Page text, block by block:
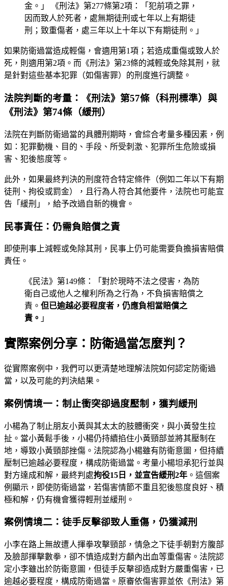
金。」 《刑法》第277條第2項：「犯前項之罪，
因而致人於死者，處無期徒刑或七年以上有期徒
刑；致重傷者，處三年以上十年以下有期徒刑。」
如果防衛過當造成輕傷，會適用第1項；若造成重傷或致人於
死，則適用第2項。而《刑法》第23條的減輕或免除其刑，就
是針對這些基本犯罪（如傷害罪）的刑度進行調整。
法院判斷的考量：《刑法》第57條（科刑標準）與
《刑法》第74條（緩刑）
法院在判斷防衛過當的具體刑期時，會綜合考量多種因素，例
如：犯罪動機、目的、手段、所受刺激、犯罪所生危險或損
害、犯後態度等。
此外，如果最終判決的刑度符合特定條件（例如二年以下有期
徒刑、拘役或罰金），且行為人符合其他要件，法院也可能宣
告「緩刑」，給予改過自新的機會。
民事責任：仍需負賠償之責
即使刑事上減輕或免除其刑，民事上仍可能需要負擔損害賠償
責任。
《民法》第149條：「對於現時不法之侵害，為防
衛自己或他人之權利所為之行為，不負損害賠償之
責。 但已逾越必要程度者，仍應負相當賠償之
責。 」
實際案例分享：防衛過當怎麼判？
從實際案例中，我們可以更清楚地理解法院如何認定防衛過
當，以及可能的判決結果。
案例情境一：制止衝突卻過度壓制，獲判緩刑
小楊為了制止朋友小黃與其太太的肢體衝突，與小黃發生拉
扯。當小黃鬆手後，小楊仍持續掐住小黃頸部並將其壓制在
地，導致小黃頸部挫傷。法院認為小楊雖有防衛意圖，但持續
壓制已逾越必要程度，構成防衛過當。考量小楊坦承犯行並與
對方達成和解，最終判處拘役15日，並宣告緩刑2年 。這個案
例顯示，即使防衛過當，若傷害情節不重且犯後態度良好、積
極和解，仍有機會獲得輕刑並緩刑。
案例情境二：徒手反擊卻致人重傷，仍獲減刑
小李在路上無故遭人揮拳攻擊頸部，情急之下徒手朝對方腹部
及臉部揮擊數拳，卻不慎造成對方顱內出血等重傷害。法院認
定小李雖出於防衛意圖，但徒手反擊卻造成對方嚴重傷害，已
逾越必要程度，構成防衛過當。原審依傷害罪並依《刑法》第